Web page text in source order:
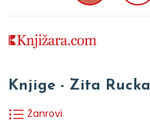
Knjige - Zita Rucka
Žanrovi